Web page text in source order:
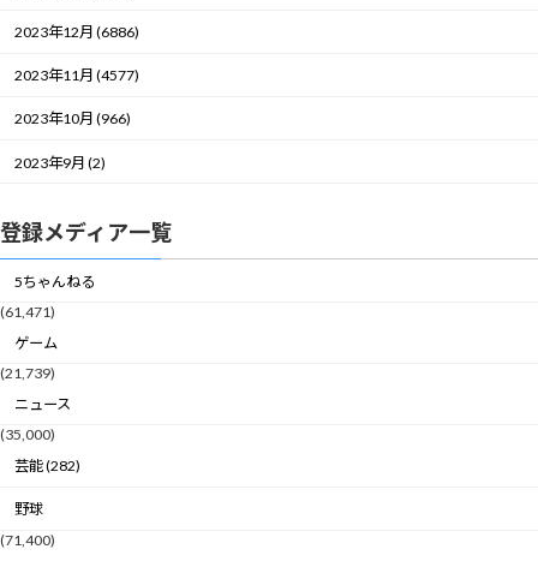
2023年12月 (6886)
2023年11月 (4577)
2023年10月 (966)
2023年9月 (2)
登録メディア一覧
5ちゃんねる
(61,471)
ゲーム
(21,739)
ニュース
(35,000)
芸能 (282)
野球
(71,400)